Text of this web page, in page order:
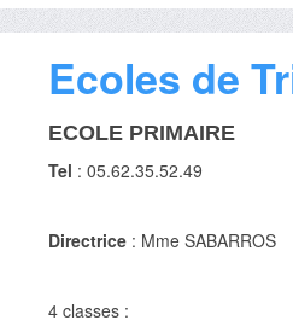
Ecoles de
ECOLE PRIMAIRE
Tel : 05.62.35.52.49
Directrice : Mme SABARROS
4 classes :